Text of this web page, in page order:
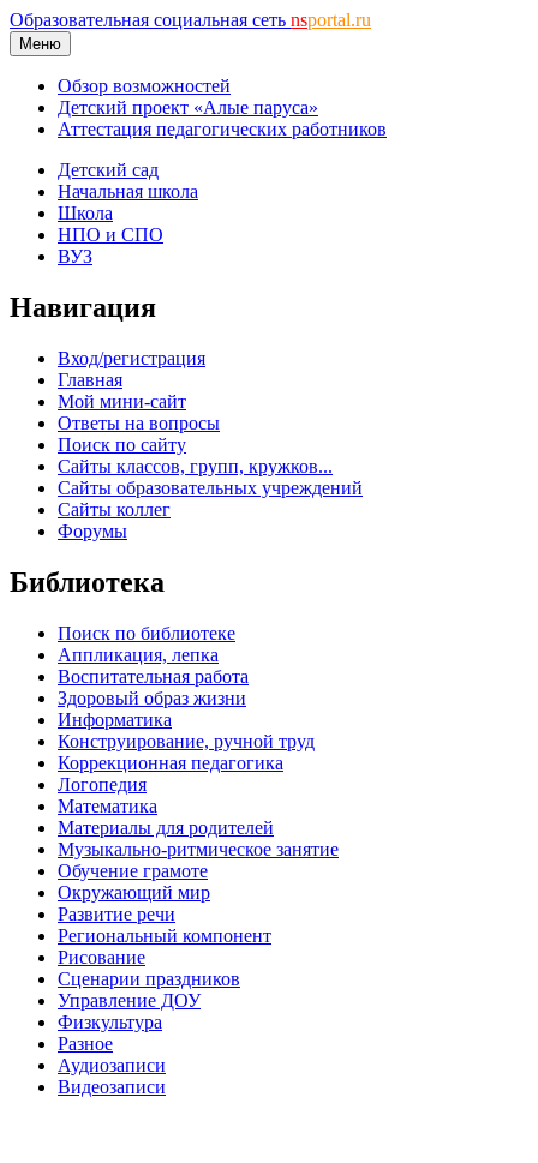
Образовательная социальная сеть nsportal.ru
Меню
Обзор возможностей
Детский проект «Алые паруса»
Аттестация педагогических работников
Детский сад
Начальная школа
Школа
НПО и СПО
ВУЗ
Навигация
Вход/регистрация
Главная
Мой мини-сайт
Ответы на вопросы
Поиск по сайту
Сайты классов, групп, кружков...
Сайты образовательных учреждений
Сайты коллег
Форумы
Библиотека
Поиск по библиотеке
Аппликация, лепка
Воспитательная работа
Здоровый образ жизни
Информатика
Конструирование, ручной труд
Коррекционная педагогика
Логопедия
Математика
Материалы для родителей
Музыкально-ритмическое занятие
Обучение грамоте
Окружающий мир
Развитие речи
Региональный компонент
Рисование
Сценарии праздников
Управление ДОУ
Физкультура
Разное
Аудиозаписи
Видеозаписи